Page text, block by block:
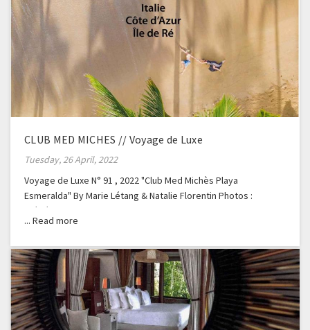
CLUB MED MICHES // Voyage de Luxe
Tuesday, 26 April, 2022
Voyage de Luxe N° 91 , 2022 "Club Med Michès Playa
Esmeralda" By Marie Létang & Natalie Florentin Photos :
Frédéric Ducout